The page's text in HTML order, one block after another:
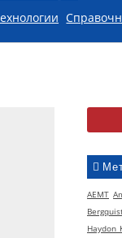
AEMT
Haydon